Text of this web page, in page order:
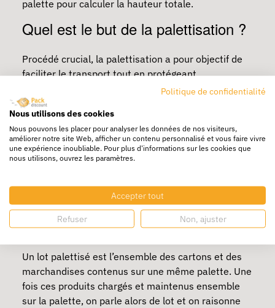
palette pour calculer la hauteur totale.
Quel est le but de la palettisation ?
Procédé crucial, la palettisation a pour objectif de
faciliter le transport tout en protégeant
efficacement la marchandise. Au lieu de transporter
les cartons un par un ou par petits lots, la
palettisation permet de déplacer une grosse
quantité de marchandise en même temps pour un
gain de temps considérable.
en entrepôt, tous les cartons étant rangés de
manière optimisée sur une palette donnée.
Qu'est-ce qu'un lot palettisé ?
Un lot palettisé est l’ensemble des cartons et des
marchandises contenus sur une même palette. Une
fois ces produits chargés et maintenus ensemble
sur la palette, on parle alors de lot et on raisonne
Politique de confidentialité
Nous utilisons des cookies
Nous pouvons les placer pour analyser les données de nos visiteurs,
améliorer notre site Web, afficher un contenu personnalisé et vous faire vivre
une expérience inoubliable. Pour plus d'informations sur les cookies que
nous utilisons, ouvrez les paramètres.
Accepter tout
Refuser Non, ajuster